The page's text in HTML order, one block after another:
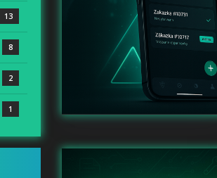
13
8
2
1